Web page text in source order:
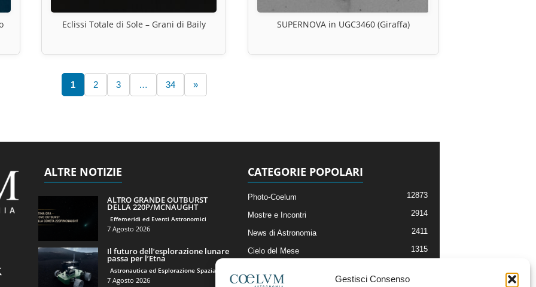
Gestisci Consenso
Eclissi Totale di Sole – Grani di Baily SUPERNOVA in UGC3460 (Giraffa)
1 2 3 … 34 »
ALTRE NOTIZIE
ALTRO GRANDE OUTBURST
DELLA 220P/MCNAUGHT
Effemeridi ed Eventi Astronomici
7 Agosto 2026
Il futuro dell’esplorazione lunare
passa per l’Etna
Astronautica ed Esplorazione Spaziale
7 Agosto 2026
CATEGORIE POPOLARI
Photo-Coelum 12873
Mostre e Incontri 2914
News di Astronomia 2411
Cielo del Mese 1315